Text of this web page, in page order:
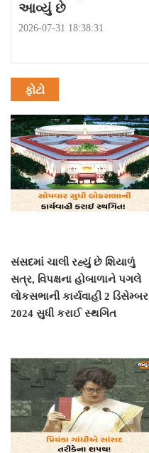
આવ્યું છે
2026-07-31 18:38:31
ફોટો
સંસદમાં ચાલી રહ્યું છે શિયાળું
સત્ર, વિપક્ષના હોબાળાને પગલે
લોકસભાની કાર્યવાહી 2 ડિસેમ્બર
2024 સુધી કરાઈ સ્થગિત